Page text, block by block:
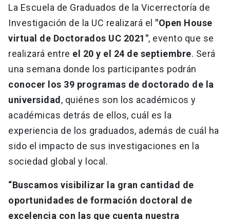
La Escuela de Graduados de la Vicerrectoría de
Investigación de la UC realizará el "Open House
virtual de Doctorados UC 2021", evento que se
realizará entre el 20 y el 24 de septiembre. Será
una semana donde los participantes podrán
conocer los 39 programas de doctorado de la
universidad , quiénes son los académicos y
académicas detrás de ellos, cuál es la
experiencia de los graduados, además de cuál ha
sido el impacto de sus investigaciones en la
sociedad global y local.
“Buscamos visibilizar la gran cantidad de
oportunidades de formación doctoral de
excelencia con las que cuenta nuestra